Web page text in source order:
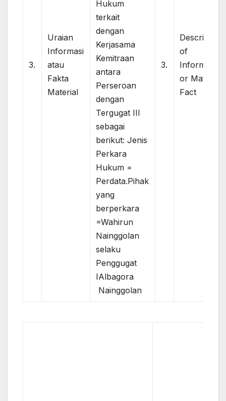
3.
Uraian
Informasi
atau
Fakta
Material
Hukum
terkait
dengan
Kerjasama
Kemitraan
antara
Perseroan
dengan
Tergugat III
sebagai
berikut: Jenis
Perkara
Hukum =
Perdata.Pihak
yang
berperkara
=Wahirun
Nainggolan
selaku
Penggugat
IAlbagora
Nainggolan
3.
Description
of
Information
or Material
Fact